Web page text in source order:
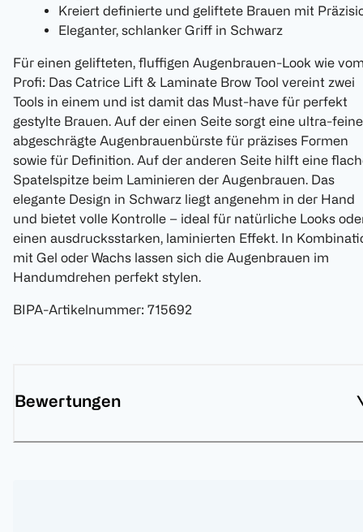
Kreiert definierte und geliftete Brauen mit
Eleganter, schlanker Griff in Schwarz
Für einen gelifteten, fluffigen Augenbrauen-Look wie
Profi: Das Catrice Lift & Laminate Brow Tool vereint zwei
Tools in einem und ist damit das Must-have für perfekt
gestylte Brauen. Auf der einen Seite sorgt eine ultra-
abgeschrägte Augenbrauenbürste für präzises Formen
sowie für Definition. Auf der anderen Seite hilft eine
Spatelspitze beim Laminieren der Augenbrauen. Das
elegante Design in Schwarz liegt angenehm in der Hand
und bietet volle Kontrolle – ideal für natürliche Looks
einen ausdrucksstarken, laminierten Effekt. In
mit Gel oder Wachs lassen sich die Augenbrauen im
Handumdrehen perfekt stylen.
BIPA-Artikelnummer: 715692
Bewertungen